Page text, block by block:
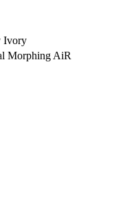
Ivory
Morphing AiR